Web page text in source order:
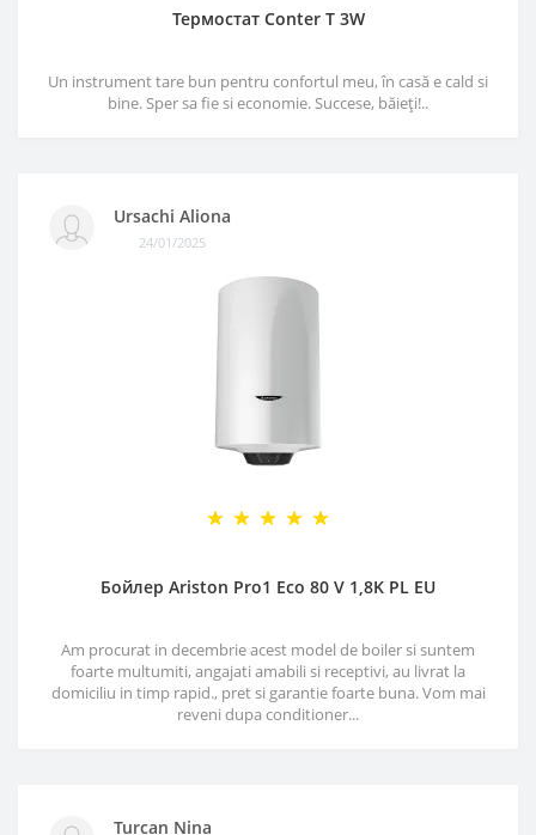
Термостат Conter T 3W
Un instrument tare bun pentru confortul meu, în casă e cald si
bine. Sper sa fie si economie. Succese, băieți!..
Ursachi Aliona
24/01/2025
Бойлер Ariston Pro1 Eco 80 V 1,8K PL EU
Am procurat in decembrie acest model de boiler si suntem
foarte multumiti, angajati amabili si receptivi, au livrat la
domiciliu in timp rapid., pret si garantie foarte buna. Vom mai
reveni dupa conditioner...
Turcan Nina